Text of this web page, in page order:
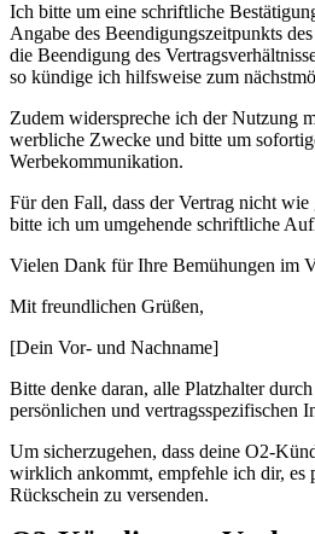
Ich bitte um eine schriftliche
Angabe des Beendigungszeitpunkts
die Beendigung des
so kündige ich hilfsweise zum
Zudem widerspreche ich der Nutzung
werbliche Zwecke und bitte um
Werbekommunikation.
Für den Fall, dass der Vertrag nicht
bitte ich um umgehende schriftliche
Vielen Dank für Ihre Bemühungen im
Mit freundlichen Grüßen,
[Dein Vor- und Nachname]
Bitte denke daran, alle Platzhalter
persönlichen und vertragsspezifischen
Um sicherzugehen, dass deine O2-
wirklich ankommt, empfehle ich dir, es
Rückschein zu versenden.